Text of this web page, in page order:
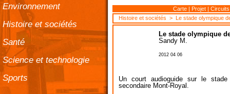
Environnement
Histoire et sociétés
Santé
Science et technologie
Sports
Carte | Projet |
Histoire et sociétés > Le stade olympique
Le stade olympique
Sandy M.
2012 04 06
Un court audioguide sur le
secondaire Mont-Royal.